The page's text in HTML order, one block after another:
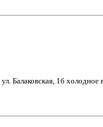
ул. Балаковская, 1б холодное